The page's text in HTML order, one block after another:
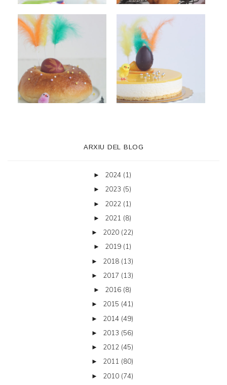
ARXIU DEL BLOG
► 2024 (1)
► 2023 (5)
► 2022 (1)
► 2021 (8)
► 2020 (22)
► 2019 (1)
► 2018 (13)
► 2017 (13)
► 2016 (8)
► 2015 (41)
► 2014 (49)
► 2013 (56)
► 2012 (45)
► 2011 (80)
► 2010 (74)